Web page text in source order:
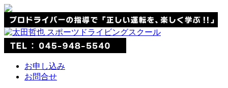
お申し込み
お問合せ